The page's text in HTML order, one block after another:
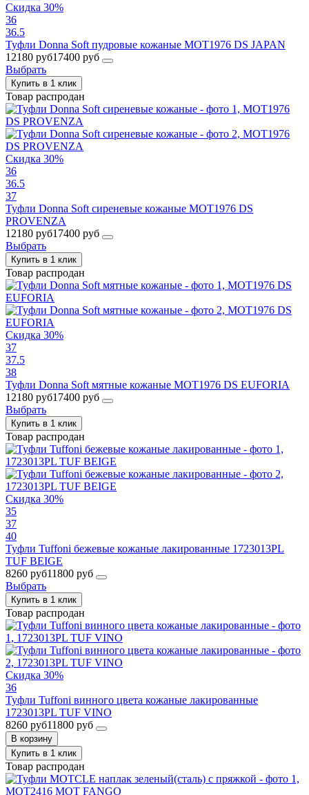
Скидка 30%
36
36.5
Туфли Donna Soft пудровые кожаные MOT1976 DS JAPAN
12180 руб17400 руб
Выбрать
Купить в 1 клик
Товар распродан
Скидка 30%
36
36.5
37
Туфли Donna Soft сиреневые кожаные MOT1976 DS
PROVENZA
12180 руб17400 руб
Выбрать
Купить в 1 клик
Товар распродан
Скидка 30%
37
37.5
38
Туфли Donna Soft мятные кожаные MOT1976 DS EUFORIA
12180 руб17400 руб
Выбрать
Купить в 1 клик
Товар распродан
Скидка 30%
35
37
40
Туфли Tuffoni бежевые кожаные лакированные 1723013PL
TUF BEIGE
8260 руб11800 руб
Выбрать
Купить в 1 клик
Товар распродан
Скидка 30%
36
Туфли Tuffoni винного цвета кожаные лакированные
1723013PL TUF VINO
8260 руб11800 руб
В корзину
Купить в 1 клик
Товар распродан